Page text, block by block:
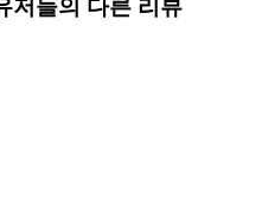
저들의 다른 리뷰